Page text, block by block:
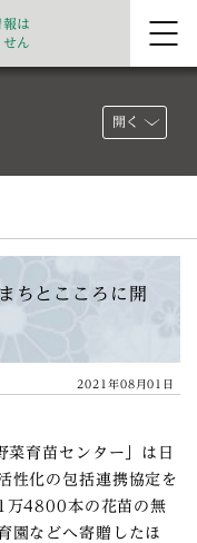
は
ん
開く
ちとこころに開
2021年08月01日
育苗センター」は日
性化の包括連携協定を
万4800本の花苗の無
園などへ寄贈したほ